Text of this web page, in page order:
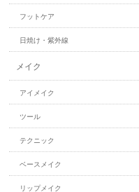
フットケア
日焼け・紫外線
メイク
アイメイク
ツール
テクニック
ベースメイク
リップメイク